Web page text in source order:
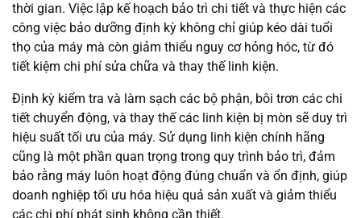
thời gian. Việc lập kế hoạch bảo trì chi tiết và thực hiện các
công việc bảo dưỡng định kỳ không chỉ giúp kéo dài tuổi
thọ của máy mà còn giảm thiểu nguy cơ hỏng hóc, từ đó
tiết kiệm chi phí sửa chữa và thay thế linh kiện.
Định kỳ kiểm tra và làm sạch các bộ phận, bôi trơn các chi
tiết chuyển động, và thay thế các linh kiện bị mòn sẽ duy trì
hiệu suất tối ưu của máy. Sử dụng linh kiện chính hãng
cũng là một phần quan trọng trong quy trình bảo trì, đảm
bảo rằng máy luôn hoạt động đúng chuẩn và ổn định, giúp
doanh nghiệp tối ưu hóa hiệu quả sản xuất và giảm thiểu
các chi phí phát sinh không cần thiết.